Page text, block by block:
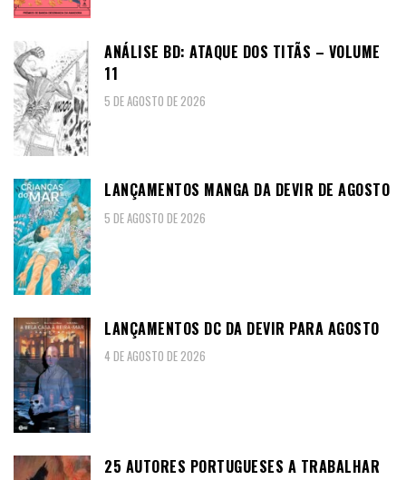
ANÁLISE BD: ATAQUE DOS TITÃS – VOLUME
11
5 DE AGOSTO DE 2026
LANÇAMENTOS MANGA DA DEVIR DE AGOSTO
5 DE AGOSTO DE 2026
LANÇAMENTOS DC DA DEVIR PARA AGOSTO
4 DE AGOSTO DE 2026
25 AUTORES PORTUGUESES A TRABALHAR